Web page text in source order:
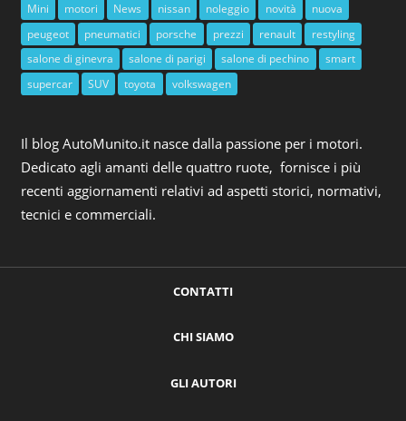
Mini
motori News nissan noleggio novità
nuova
peugeot
pneumatici porsche prezzi renault
restyling
salone di ginevra
salone di parigi salone di pechino
smart
supercar
SUV toyota volkswagen
Il blog AutoMunito.it nasce dalla passione per i motori.
Dedicato agli amanti delle quattro ruote, fornisce i più
recenti aggiornamenti relativi ad aspetti storici, normativi,
tecnici e commerciali.
CONTATTI
CHI SIAMO
GLI AUTORI